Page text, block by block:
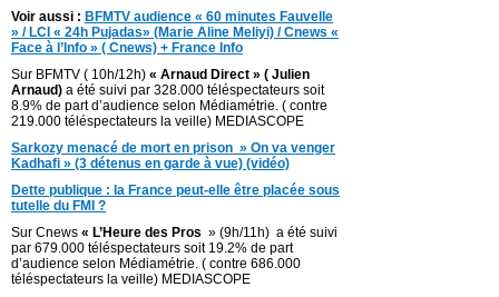
Voir aussi : BFMTV audience « 60 minutes Fauvelle
» / LCI « 24h Pujadas» (Marie Aline Meliyi) / Cnews «
Face à l’Info » ( Cnews) + France Info
Sur BFMTV ( 10h/12h) « Arnaud Direct » ( Julien
Arnaud) a été suivi par 328.000 téléspectateurs soit
8.9% de part d’audience selon Médiamétrie. ( contre
219.000 téléspectateurs la veille) MEDIASCOPE
Sarkozy menacé de mort en prison » On va venger
Kadhafi » (3 détenus en garde à vue) (vidéo)
Dette publique : la France peut-elle être placée sous
tutelle du FMI ?
Sur Cnews « L’Heure des Pros » (9h/11h) a été suivi
par 679.000 téléspectateurs soit 19.2% de part
d’audience selon Médiamétrie. ( contre 686.000
téléspectateurs la veille) MEDIASCOPE